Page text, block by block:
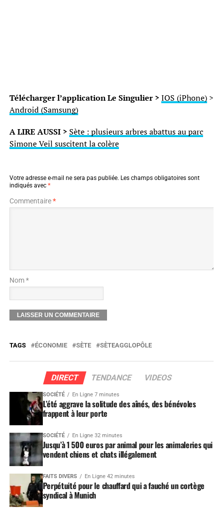
Télécharger l’application Le Singulier > IOS (iPhone)>
Android (Samsung)
A LIRE AUSSI > Sète : plusieurs arbres abattus au parc
Simone Veil suscitent la colère
Votre adresse e-mail ne sera pas publiée. Les champs obligatoires sont
indiqués avec *
Commentaire*
Nom *
TAGS ÉCONOMIE SÈTE SÈTEAGGLOPÔLE
DIRECT TENDANCE VIDEOS
SOCIÉTÉ En Ligne 7 minutes
L’été aggrave la solitude des aînés, des bénévoles
frappent à leur porte
SOCIÉTÉ En Ligne 32 minutes
Jusqu’à 1 500 euros par animal pour les animaleries qui
vendent chiens et chats illégalement
FAITS DIVERS En Ligne 42 minutes
Perpétuité pour le chauffard qui a fauché un cortège
syndical à Munich